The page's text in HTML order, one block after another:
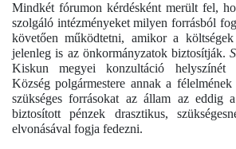
Mindkét fórumon kérdésként merült fel,
szolgáló intézményeket milyen forrásból
követően működtetni, amikor a
jelenleg is az önkormányzatok biztosítják.
Kiskun megyei konzultáció helyszínét
Község polgármestere annak a
szükséges forrásokat az állam az eddig
biztosított pénzek drasztikus,
elvonásával fogja fedezni.